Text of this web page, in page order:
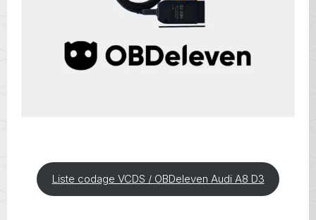
Liste codage VCDS / OBDeleven Audi A8 D3